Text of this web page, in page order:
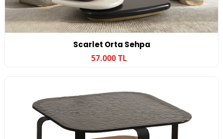
Scarlet Orta Sehpa
57.000 TL